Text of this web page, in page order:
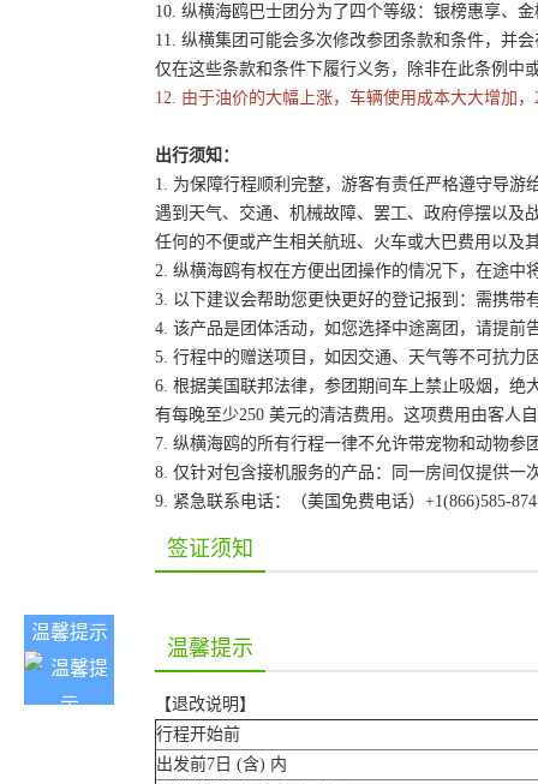
10. 纵横海鸥巴士团分为了四个等级：银榜惠享、
11. 纵横集团可能会多次修改参团条款和条件，并
仅在这些条款和条件下履行义务，除非在此条例中
12. 由于油价的大幅上涨，车辆使用成本大大增加
出行须知：
1. 为保障行程顺利完整，游客有责任严格遵守导
遇到天气、交通、机械故障、罢工、政府停摆以及
任何的不便或产生相关航班、火车或大巴费用以及
2. 纵横海鸥有权在方便出团操作的情况下，在途
3. 以下建议会帮助您更快更好的登记报到：需携
4. 该产品是团体活动，如您选择中途离团，请提
5. 行程中的赠送项目，如因交通、天气等不可抗
6. 根据美国联邦法律，参团期间车上禁止吸烟，
有每晚至少250 美元的清洁费用。这项费用由客人
7. 纵横海鸥的所有行程一律不允许带宠物和动物参
8. 仅针对包含接机服务的产品：同一房间仅提供
9. 紧急联系电话：（美国免费电话）+1(866)585-
签证须知
温馨提示
温馨提示
【退改说明】
行程开始前
出发前7日 (含) 内